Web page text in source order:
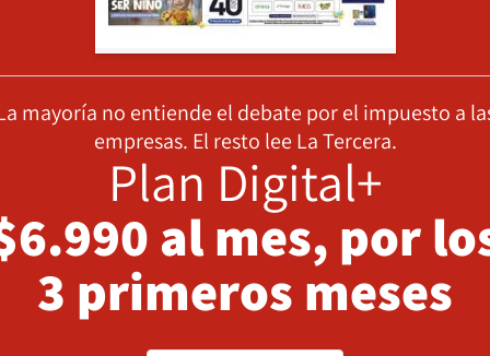
mayoría no entiende el debate por el impuesto a
empresas. El resto lee La Tercera.
Plan Digital+
al mes, por
3 primeros meses